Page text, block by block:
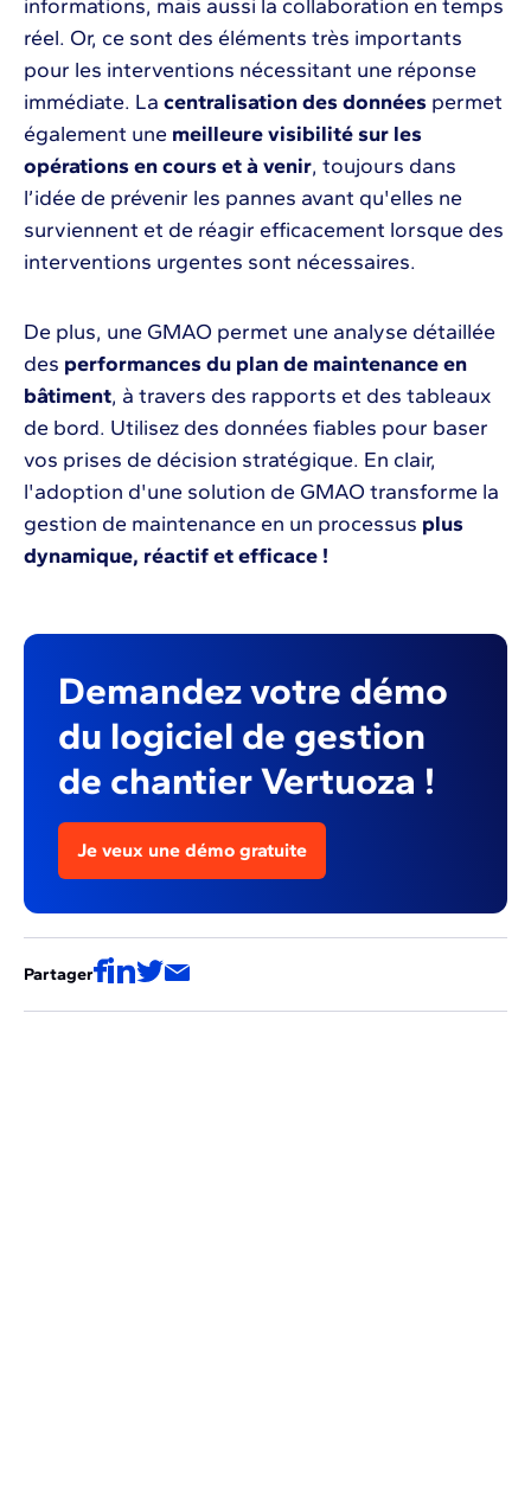
informations, mais aussi la collaboration en temps
réel. Or, ce sont des éléments très importants
pour les interventions nécessitant une réponse
immédiate. La centralisation des données permet
également une meilleure visibilité sur les
opérations en cours et à venir, toujours dans
l’idée de prévenir les pannes avant qu'elles ne
surviennent et de réagir efficacement lorsque des
interventions urgentes sont nécessaires.
De plus, une GMAO permet une analyse détaillée
des performances du plan de maintenance en
bâtiment, à travers des rapports et des tableaux
de bord. Utilisez des données fiables pour baser
vos prises de décision stratégique. En clair,
l'adoption d'une solution de GMAO transforme la
gestion de maintenance en un processus plus
dynamique, réactif et efficace !
Demandez votre démo
du logiciel de gestion
de chantier Vertuoza !
Je veux une démo gratuite
Partager